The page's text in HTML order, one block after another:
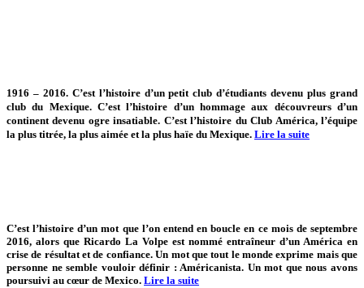
1916 – 2016. C’est l’histoire d’un petit club d’étudiants devenu plus grand
club du Mexique. C’est l’histoire d’un hommage aux découvreurs d’un
continent devenu ogre insatiable. C’est l’histoire du Club América, l’équipe
la plus titrée, la plus aimée et la plus haïe du Mexique. Lire la suite
C’est l’histoire d’un mot que l’on entend en boucle en ce mois de septembre
2016, alors que Ricardo La Volpe est nommé entraîneur d’un América en
crise de résultat et de confiance. Un mot que tout le monde exprime mais que
personne ne semble vouloir définir : Américanista. Un mot que nous avons
poursuivi au cœur de Mexico. Lire la suite